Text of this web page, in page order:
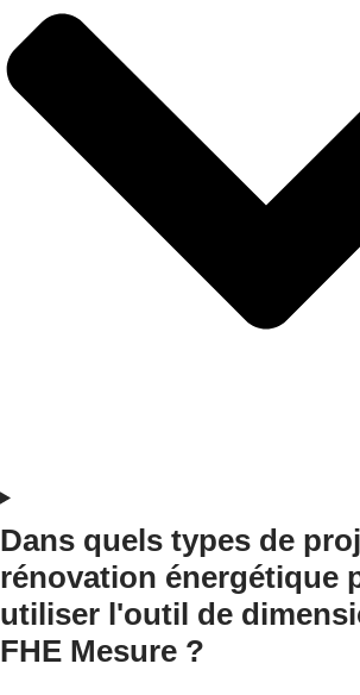
Dans quels types de
rénovation énergétique
utiliser l'outil de
FHE Mesure ?